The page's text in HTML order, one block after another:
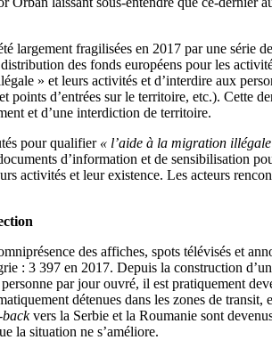
largement fragilisées en 2017 par une série
des fonds européens pour les
» et leurs activités et d’interdire aux
points d’entrées sur le territoire, etc.). Cette
et d’une interdiction de territoire.
pour qualifier « l’aide à la migration illégale
d’information et de sensibilisation
activités et leur existence. Les acteurs
des affiches, spots télévisés et
: 3 397 en 2017. Depuis la construction
par jour ouvré, il est pratiquement
détenues dans les zones de
backvers la Serbie et la Roumanie sont
la situation ne s’améliore.